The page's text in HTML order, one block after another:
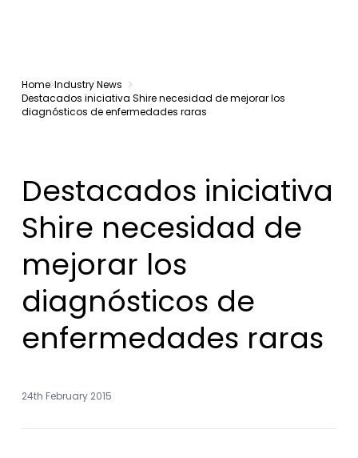
Home Industry News
Destacados iniciativa Shire necesidad de mejorar los
diagnósticos de enfermedades raras
Destacados iniciativa
Shire necesidad de
mejorar los
diagnósticos de
enfermedades raras
24th February 2015